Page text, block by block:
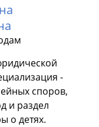
-
споров,
и раздел
о детях.